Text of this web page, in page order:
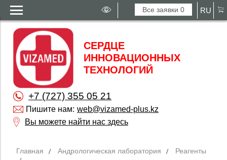
Все заявки0 RU
СЕРДЦЕ
ИННОВАЦИОННЫХ
ТЕХНОЛОГИЙ
+7 (727) 355 05 21
Пишите нам: web@vizamed-plus.kz
Вы можете найти нас здесь
Главная Андрологическая лаборатория Реагенты